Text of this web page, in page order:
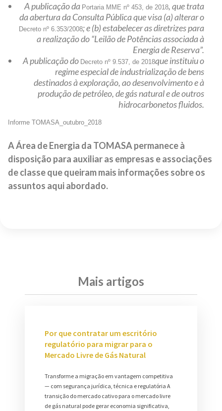
A publicação da Portaria MME nº 453, de 2018, que trata
da abertura da Consulta Pública que visa (a) alterar o
Decreto nº 6.353/2008; e (b) estabelecer as diretrizes para
a realização do “Leilão de Potências associada à
Energia de Reserva”.
A publicação do Decreto nº 9.537, de 2018que instituiu o
regime especial de industrialização de bens
destinados à exploração, ao desenvolvimento e à
produção de petróleo, de gás natural e de outros
hidrocarbonetos fluidos.
Informe TOMASA_outubro_2018
A Área de Energia da TOMASA permanece à
disposição para auxiliar as empresas e associações
de classe que queiram mais informações sobre os
assuntos aqui abordado.
Mais artigos
Por que contratar um escritório
regulatório para migrar para o
Mercado Livre de Gás Natural
Transforme a migração em vantagem competitiva
— com segurança jurídica, técnica e regulatória A
transição do mercado cativo para o mercado livre
de gás natural pode gerar economia significativa,